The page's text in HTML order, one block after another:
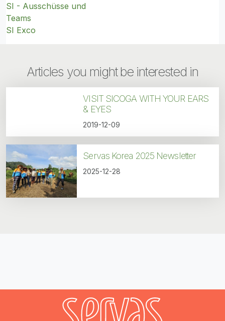
SI - Ausschüsse und
Teams
SI Exco
Articles you might be interested in
VISIT SICOGA WITH YOUR EARS
& EYES
2019-12-09
Servas Korea 2025 Newsletter
2025-12-28